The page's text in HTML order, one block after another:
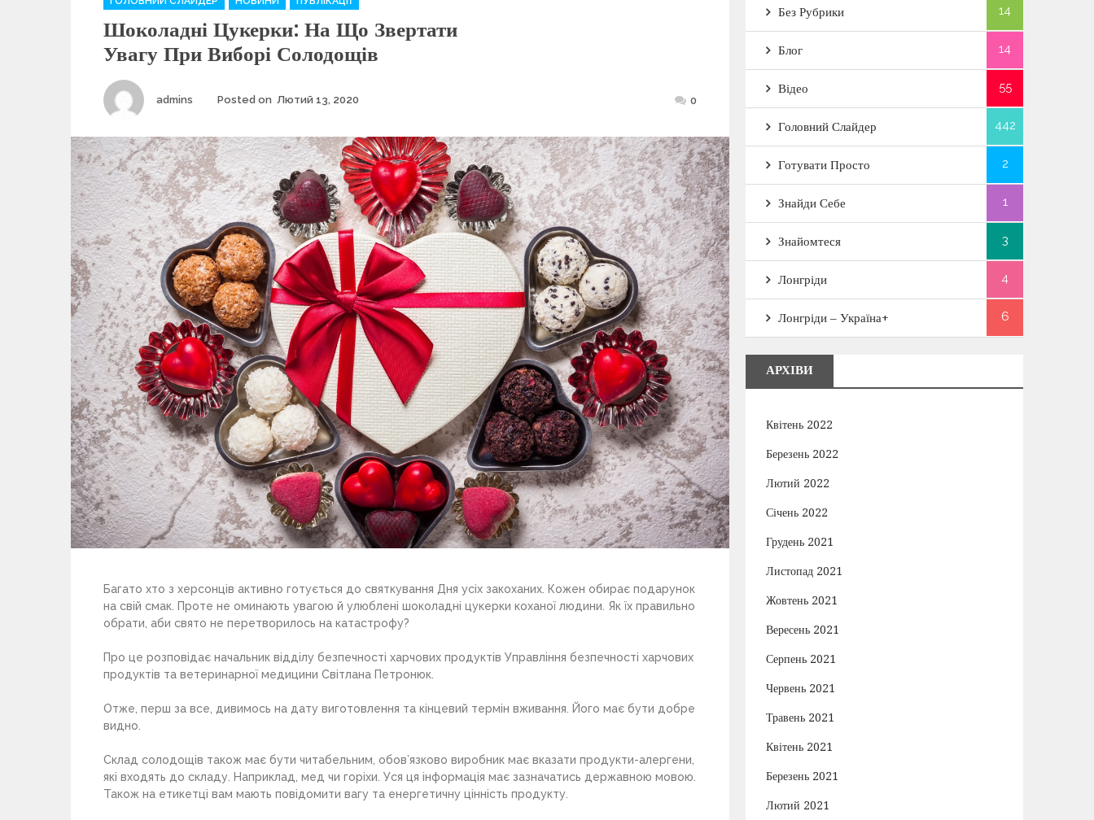
a
e
g
o
r
s
Шоколадні Цукерки: На Що Звертати
Увагу При Виборі Солодощів
Author
admins Posted on Лютий 13, 2020 0
Багато хто з херсонців активно готується до святкування Дня усіх закоханих. Кожен обирає подарунок
на свій смак. Проте не оминають увагою й улюблені шоколадні цукерки коханої людини. Як їх правильно
обрати, аби свято не перетворилось на катастрофу?
Про це розповідає начальник відділу безпечності харчових продуктів Управління безпечності харчових
продуктів та ветеринарної медицини Світлана Петронюк.
Отже, перш за все, дивимось на дату виготовлення та кінцевий термін вживання. Його має бути добре
видно.
Склад солодощів також має бути читабельним, обов’язково виробник має вказати продукти-алергени,
які входять до складу. Наприклад, мед чи горіхи. Уся ця інформація має зазначатись державною мовою.
Також на етикетці вам мають повідомити вагу та енергетичну цінність продукту.
Без Рубрики 14
Блог 14
Відео 55
Головний Слайдер 442
Готувати Просто 2
Знайди Себе 1
Знайомтеся 3
Лонгріди 4
Лонгріди – Україна+ 6
АРХІВИ
Квітень 2022
Березень 2022
Лютий 2022
Січень 2022
Грудень 2021
Листопад 2021
Жовтень 2021
Вересень 2021
Серпень 2021
Червень 2021
Травень 2021
Квітень 2021
Березень 2021
Лютий 2021